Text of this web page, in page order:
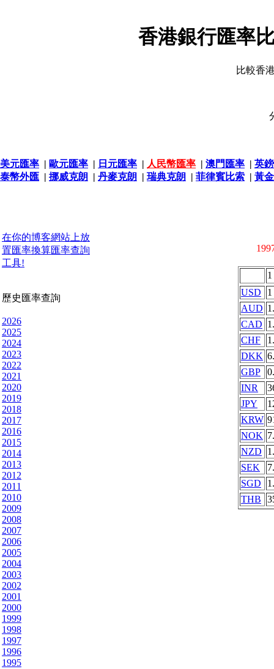
香港銀行匯率
比較香
美元匯率 | 歐元匯率 | 日元匯率 | 人民幣匯率 | 澳門匯率 | 英
泰幣外匯 | 挪威克朗 | 丹麥克朗 | 瑞典克朗 | 菲律賓比索 | 黃
在你的博客網站上放
置匯率換算匯率查詢
工具!
歷史匯率查詢
2026
2025
2024
2023
2022
2021
2020
2019
2018
2017
2016
2015
2014
2013
2012
2011
2010
2009
2008
2007
2006
2005
2004
2003
2002
2001
2000
1999
1998
1997
1996
1995
1
USD
1
AUD
CAD
CHF
DKK
GBP
INR
JPY
KRW
NOK
NZD
SEK
SGD
THB